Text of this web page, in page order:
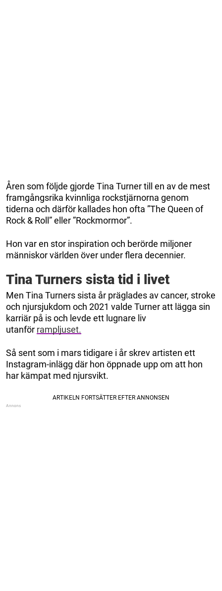
Åren som följde gjorde Tina Turner till en av de mest
framgångsrika kvinnliga rockstjärnorna genom
tiderna och därför kallades hon ofta ”The Queen of
Rock & Roll” eller ”Rockmormor”.
Hon var en stor inspiration och berörde miljoner
människor världen över under flera decennier.
Tina Turners sista tid i livet
Men Tina Turners sista år präglades av cancer, stroke
och njursjukdom och 2021 valde Turner att lägga sin
karriär på is och levde ett lugnare liv
utanför rampljuset.
Så sent som i mars tidigare i år skrev artisten ett
Instagram-inlägg där hon öppnade upp om att hon
har kämpat med njursvikt.